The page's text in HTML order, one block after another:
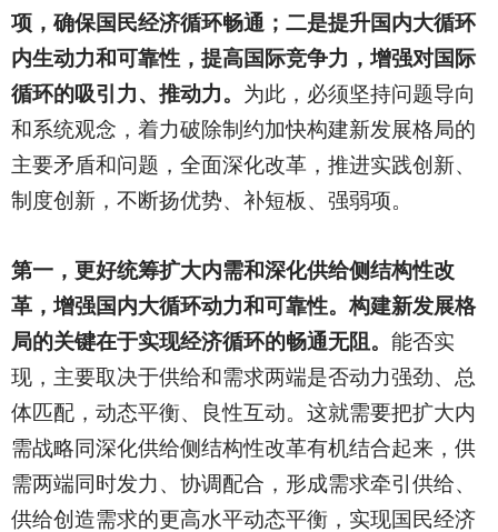
项，确保国民经济循环畅通；二是提升国内大循环
内生动力和可靠性，提高国际竞争力，增强对国际
循环的吸引力、推动力。 为此，必须坚持问题导向
和系统观念，着力破除制约加快构建新发展格局的
主要矛盾和问题，全面深化改革，推进实践创新、
制度创新，不断扬优势、补短板、强弱项。
第一，更好统筹扩大内需和深化供给侧结构性改
革，增强国内大循环动力和可靠性。构建新发展格
局的关键在于实现经济循环的畅通无阻。 能否实
现，主要取决于供给和需求两端是否动力强劲、总
体匹配，动态平衡、良性互动。这就需要把扩大内
需战略同深化供给侧结构性改革有机结合起来，供
需两端同时发力、协调配合，形成需求牵引供给、
供给创造需求的更高水平动态平衡，实现国民经济